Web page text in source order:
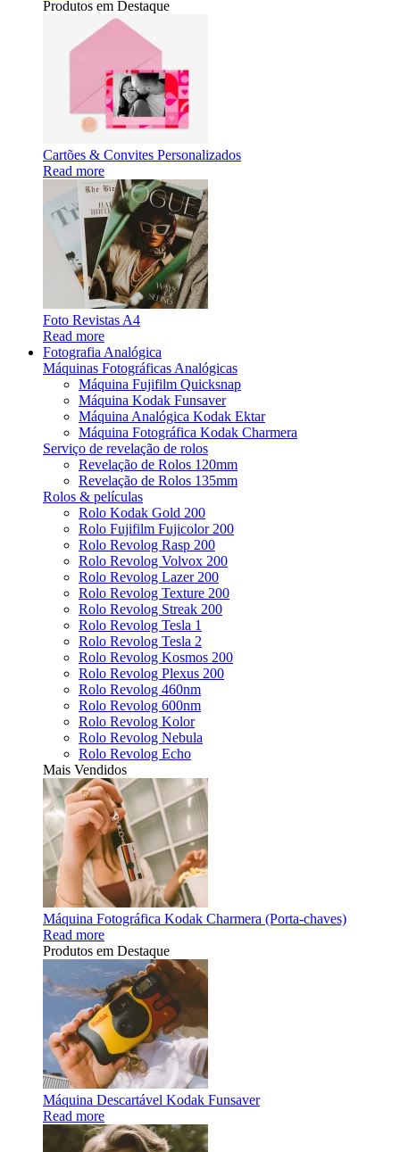
Produtos em Destaque
Cartões & Convites Personalizados
Read more
Foto Revistas A4
Read more
Fotografia Analógica
Máquinas Fotográficas Analógicas
Máquina Fujifilm Quicksnap
Máquina Kodak Funsaver
Máquina Analógica Kodak Ektar
Máquina Fotográfica Kodak Charmera
Serviço de revelação de rolos
Revelação de Rolos 120mm
Revelação de Rolos 135mm
Rolos & películas
Rolo Kodak Gold 200
Rolo Fujifilm Fujicolor 200
Rolo Revolog Rasp 200
Rolo Revolog Volvox 200
Rolo Revolog Lazer 200
Rolo Revolog Texture 200
Rolo Revolog Streak 200
Rolo Revolog Tesla 1
Rolo Revolog Tesla 2
Rolo Revolog Kosmos 200
Rolo Revolog Plexus 200
Rolo Revolog 460nm
Rolo Revolog 600nm
Rolo Revolog Kolor
Rolo Revolog Nebula
Rolo Revolog Echo
Mais Vendidos
Máquina Fotográfica Kodak Charmera (Porta-chaves)
Read more
Produtos em Destaque
Máquina Descartável Kodak Funsaver
Read more